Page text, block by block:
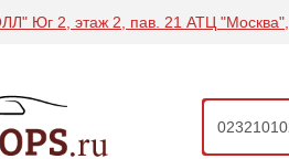
Юг 2, этаж 2, пав. 21 АТЦ